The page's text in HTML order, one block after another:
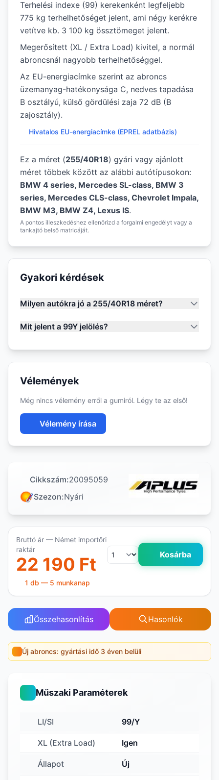
Terhelési indexe (99) kerekenként legfeljebb
775 kg terhelhetőséget jelent, ami négy kerékre
vetítve kb. 3 100 kg össztömeget jelent.
Megerősített (XL / Extra Load) kivitel, a normál
abroncsnál nagyobb terhelhetőséggel.
Az EU-energiacímke szerint az abroncs
üzemanyag-hatékonysága C, nedves tapadása
B osztályú, külső gördülési zaja 72 dB (B
zajosztály).
Hivatalos EU-energiacímke (EPREL adatbázis)
Ez a méret (255/40R18) gyári vagy ajánlott
méret többek között az alábbi autótípusokon:
BMW 4 series, Mercedes SL-class, BMW 3
series, Mercedes CLS-class, Chevrolet Impala,
BMW M3, BMW Z4, Lexus IS.
A pontos illeszkedéshez ellenőrizd a forgalmi engedélyt vagy a
tankajtó belső matricáját.
Gyakori kérdések
Milyen autókra jó a 255/40R18 méret?
Mit jelent a 99Y jelölés?
Vélemények
Még nincs vélemény erről a gumiról. Légy te az első!
Vélemény írása
Cikkszám:20095059
Szezon:Nyári
Bruttó ár — Német importőri
raktár
22 190 Ft Kosárba
1 db — 5 munkanap
Összehasonlítás Hasonlók
Új abroncs: gyártási idő 3 éven belüli
Műszaki Paraméterek
LI/SI 99/Y
XL (Extra Load) Igen
Állapot Új